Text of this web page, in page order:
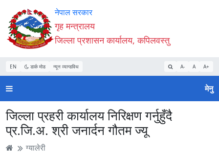
Accessibility
Mode
सुरु
गर्नुहोस्
सामाग्री
पढ्नुहाेस्
नेभिगेसन
पढ्नुहाेस्
वेबसाइट
खोजमा
जानुहोस्
नेपाल सरकार
गृह मन्त्रालय
जिल्ला प्रशासन कार्यालय, कपिलवस्तु
EN डार्क मोड न्यून व्यान्डविथ A- A A+
मेनु
जिल्ला प्रहरी कार्यालय निरिक्षण गर्नुहुँदै
प्र.जि.अ. श्री जनार्दन गौतम ज्यू
ग्यालेरी